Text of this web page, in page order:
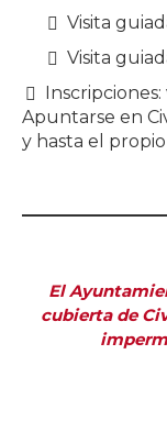
Visita
Visita
Inscripciones:
Apuntarse en
y hasta el
El
cubierta de